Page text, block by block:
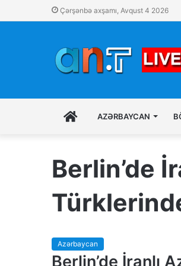
Çərşənbə axşamı, Avqust 4 2026
İLK AZƏRBAYCAN
Berlin’de
Azərbaycan
Berlin’de İranlı